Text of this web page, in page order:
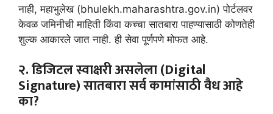
नाही, महाभुलेख (bhulekh.maharashtra.gov.in) पोर्टलवर
केवळ जमिनीची माहिती किंवा कच्चा सातबारा पाहण्यासाठी कोणतेही
शुल्क आकारले जात नाही. ही सेवा पूर्णपणे मोफत आहे.
२. डिजिटल स्वाक्षरी असलेला (Digital
Signature) सातबारा सर्व कामांसाठी वैध आहे
का?